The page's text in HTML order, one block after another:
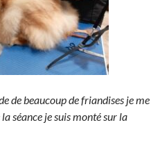
de beaucoup de friandises je me
séance je suis monté sur la